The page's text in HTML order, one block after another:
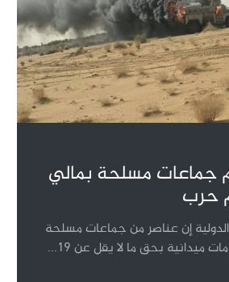
جماعات مسلحة بمالي
حرب
إن عناصر من جماعات مسلحة
ميدانية بحق ما لا يقل عن 19...